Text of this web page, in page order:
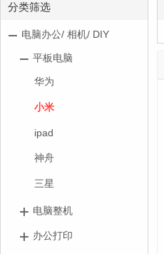
分类筛选
电脑办公/ 相机/ DIY
平板电脑
华为
小米
ipad
神舟
三星
电脑整机
办公打印